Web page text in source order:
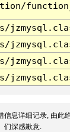
信息详细记录, 由此
们深感歉意.